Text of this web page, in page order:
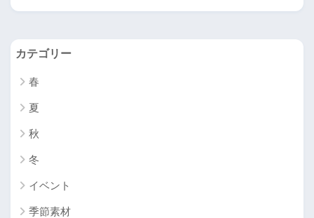
カテゴリー
春
夏
秋
冬
イベント
季節素材